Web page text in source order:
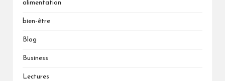
alimentation
bien-être
Blog
Business
Lectures